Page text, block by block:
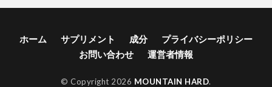
ホーム サプリメント 成分
プライバシーポリシー
お問い合わせ
運営者情報
© Copyright 2026 MOUNTAIN HARD.